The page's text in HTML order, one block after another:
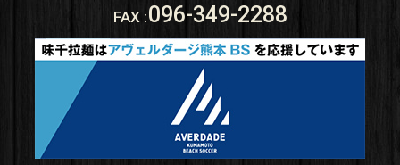
FAX :096-349-2288